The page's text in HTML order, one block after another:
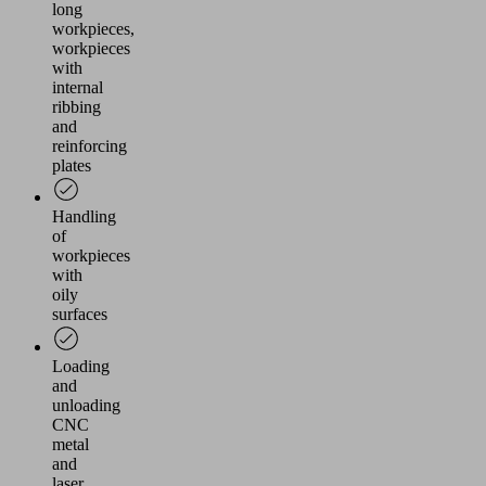
long
workpieces,
workpieces
with
internal
ribbing
and
reinforcing
plates
Handling
of
workpieces
with
oily
surfaces
Loading
and
unloading
CNC
metal
and